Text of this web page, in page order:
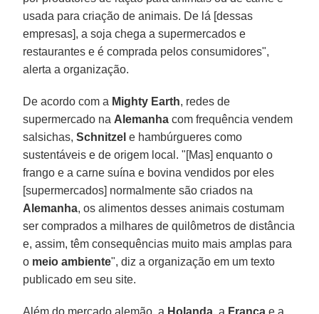
usada para criação de animais. De lá [dessas
empresas], a soja chega a supermercados e
restaurantes e é comprada pelos consumidores",
alerta a organização.
De acordo com a Mighty Earth, redes de
supermercado na Alemanha com frequência vendem
salsichas,Schnitzel e hambúrgueres como
sustentáveis e de origem local. "[Mas] enquanto o
frango e a carne suína e bovina vendidos por eles
[supermercados] normalmente são criados na
Alemanha, os alimentos desses animais costumam
ser comprados a milhares de quilômetros de distância
e, assim, têm consequências muito mais amplas para
o meio ambiente", diz a organização em um texto
publicado em seu site.
Além do mercado alemão, a Holanda, a França e a